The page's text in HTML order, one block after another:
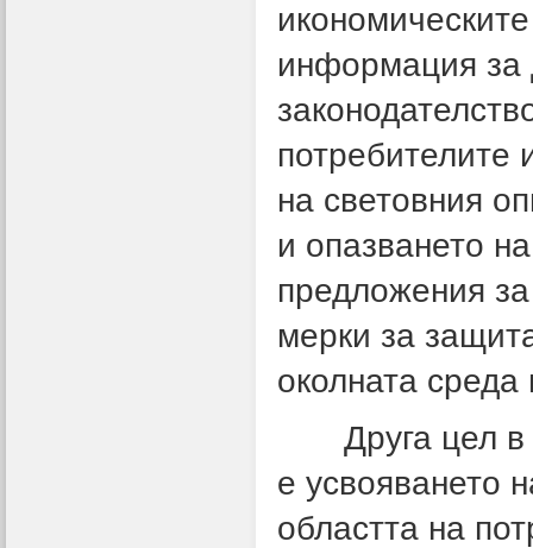
информация за
потребителите
на световния
и опазването
предложения
мерки за
околната
Друга цел в
е усвояването
областта на